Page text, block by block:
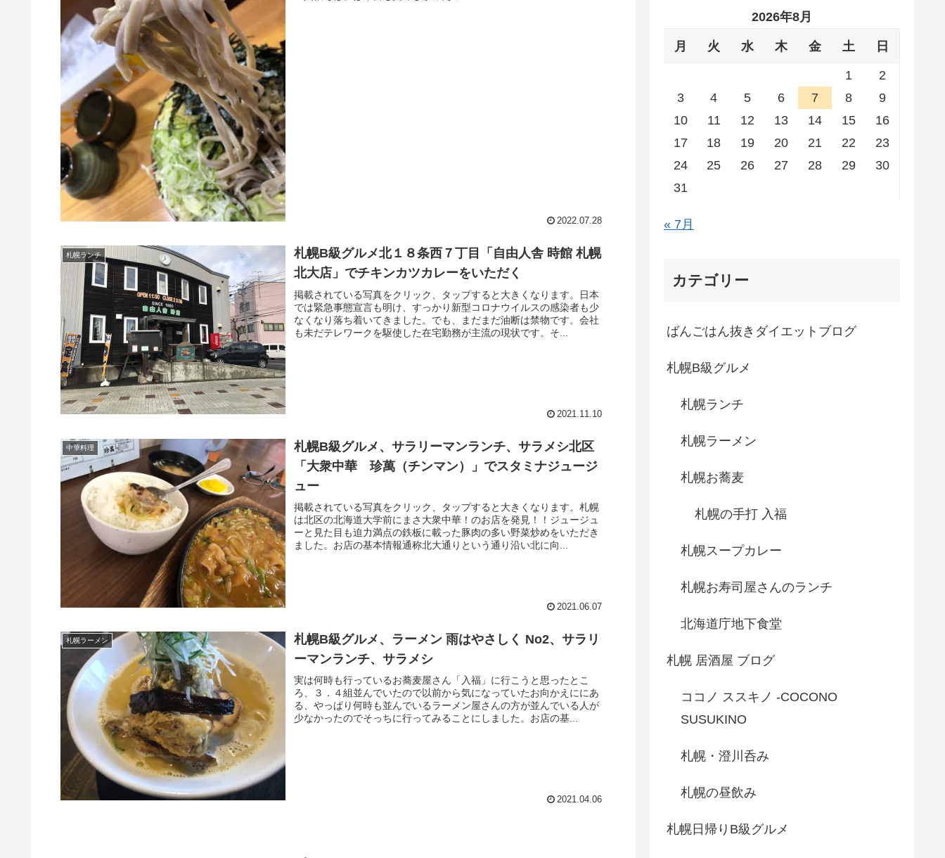
2022.07.28
札幌ランチ
札幌B級グルメ北１８条西７丁目「自由人舎 時館 札幌
北大店」でチキンカツカレーをいただく
掲載されている写真をクリック、タップすると大きくなります。日本
では緊急事態宣言も明け、すっかり新型コロナウイルスの感染者も少
なくなり落ち着いてきました。でも、まだまだ油断は禁物です。会社
も未だテレワークを駆使した在宅勤務が主流の現状です。そ...
2021.11.10
中華料理
札幌B級グルメ、サラリーマンランチ、サラメシ北区
「大衆中華 珍萬（チンマン）」でスタミナジュージ
ュー
掲載されている写真をクリック、タップすると大きくなります。札幌
は北区の北海道大学前にまさ大衆中華！のお店を発見！！ジュージュ
ーと見た目も迫力満点の鉄板に載った豚肉の多い野菜炒めをいただき
ました。お店の基本情報通称北大通りという通り沿い北に向...
2021.06.07
札幌ラーメン
札幌B級グルメ、ラーメン 雨はやさしく No2、サラリ
ーマンランチ、サラメシ
実は何時も行っているお蕎麦屋さん「入福」に行こうと思ったとこ
ろ、３．４組並んでいたので以前から気になっていたお向かえににあ
る、やっぱり何時も並んでいるラーメン屋さんの方が並んでいる人が
少なかったのでそっちに行ってみることにしました。お店の基...
2021.04.06
2026年8月
月 火 水 木 金 土 日
1
2
3
4 5 6 7 8
9
10
11 12 13 14 15
16
17
18 19 20 21 22
23
24
25 26 27 28 29
30
31
« 7月
カテゴリー
ばんごはん抜きダイエットブログ
札幌B級グルメ
札幌ランチ
札幌ラーメン
札幌お蕎麦
札幌の手打 入福
札幌スープカレー
札幌お寿司屋さんのランチ
北海道庁地下食堂
札幌 居酒屋 ブログ
ココノ ススキノ -COCONO
SUSUKINO
札幌・澄川呑み
札幌の昼飲み
札幌日帰りB級グルメ